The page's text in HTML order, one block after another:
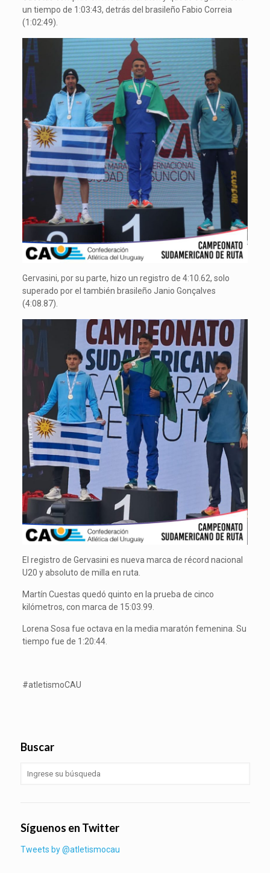
un tiempo de 1:03:43, detrás del brasileño Fabio Correia
(1:02:49).
Gervasini, por su parte, hizo un registro de 4:10.62, solo
superado por el también brasileño Janio Gonçalves
(4:08.87).
El registro de Gervasini es nueva marca de récord nacional
U20 y absoluto de milla en ruta.
Martín Cuestas quedó quinto en la prueba de cinco
kilómetros, con marca de 15:03.99.
Lorena Sosa fue octava en la media maratón femenina. Su
tiempo fue de 1:20:44.
#atletismoCAU
Buscar
Síguenos en Twitter
Tweets by @atletismocau